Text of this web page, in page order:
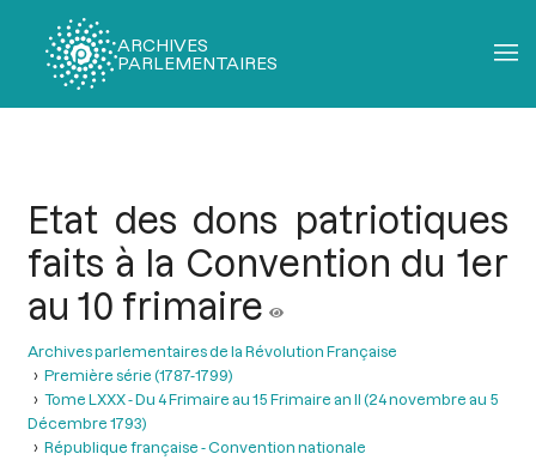
ARCHIVES
PARLEMENTAIRES
Etat des dons patriotiques
faits à la Convention du 1er
au 10 frimaire
Archives parlementaires de la Révolution Française
Première série (1787-1799)
Tome LXXX - Du 4 Frimaire au 15 Frimaire an II (24 novembre au 5
Décembre 1793)
République française - Convention nationale